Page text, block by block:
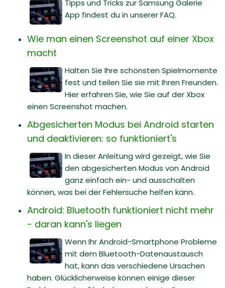
Tipps und Tricks zur Samsung Galerie
App findest du in unserer FAQ.
Wie man einen Screenshot auf einer Xbox
macht
Halten Sie Ihre schönsten Spielmomente
fest und teilen Sie sie mit Ihren Freunden.
Hier erfahren Sie, wie Sie auf der Xbox
einen Screenshot machen.
Abgesicherten Modus bei Android starten
und deaktivieren: so funktioniert's
In dieser Anleitung wird gezeigt, wie Sie
den abgesicherten Modus von Android
ganz einfach ein- und ausschalten
können, was bei der Fehlersuche helfen kann.
Android: Bluetooth funktioniert nicht mehr
- daran kann's liegen
Wenn Ihr Android-Smartphone Probleme
mit dem Bluetooth-Datenaustausch
hat, kann das verschiedene Ursachen
haben. Glücklicherweise können einige dieser